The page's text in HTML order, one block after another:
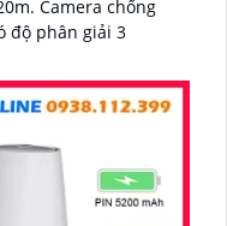
độ phân giải 3